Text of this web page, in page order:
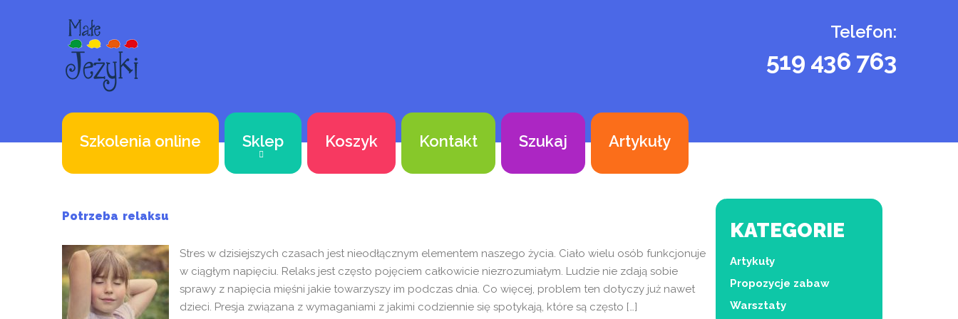
Telefon:
519 436 763
Szkolenia online Sklep Koszyk Kontakt Szukaj Artykuły
Potrzeba relaksu
Stres w dzisiejszych czasach jest nieodłącznym elementem naszego życia. Ciało wielu osób funkcjonuje
w ciągłym napięciu. Relaks jest często pojęciem całkowicie niezrozumiałym. Ludzie nie zdają sobie
sprawy z napięcia mięśni jakie towarzyszy im podczas dnia. Co więcej, problem ten dotyczy już nawet
dzieci. Presja związana z wymaganiami z jakimi codziennie się spotykają, które są często […]
KATEGORIE
Artykuły
Propozycje zabaw
Warsztaty